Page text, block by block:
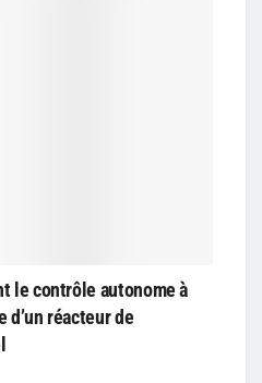
le contrôle autonome à
d’un réacteur de